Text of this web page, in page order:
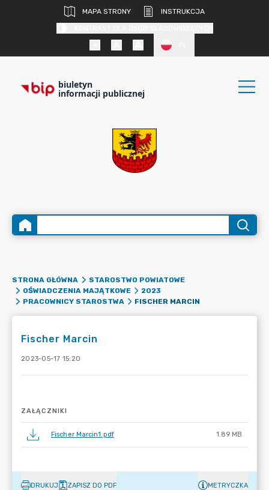
MAPA STRONY
INSTRUKCJA
biuletyn
informacji publicznej
STRONA GŁÓWNA
STAROSTWO POWIATOWE
OŚWIADCZENIA MAJĄTKOWE
2023
PRACOWNICY STAROSTWA
FISCHER MARCIN
Fischer Marcin
2023-05-17 15:20
ZAŁĄCZNIKI
Fischer Marcin1.pdf 1.89 MB
DRUKUJ ZAPISZ DO PDF METRYCZKA